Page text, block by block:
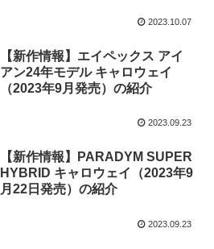
2023.10.07
【新作情報】エイペックス アイ
アン24年モデル キャロウェイ
（2023年9月発売）の紹介
2023.09.23
【新作情報】PARADYM SUPER
HYBRID キャロウェイ（2023年9
月22日発売）の紹介
2023.09.23